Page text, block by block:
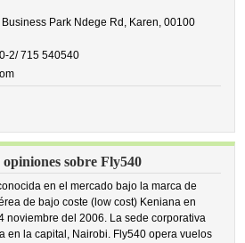
Park Ndege Rd, Karen, 00100
2/ 715 540540
opiniones sobre Fly540
en el mercado bajo la marca de
de bajo coste (low cost) Keniana en
noviembre del 2006. La sede corporativa
en la capital, Nairobi. Fly540 opera vuelos